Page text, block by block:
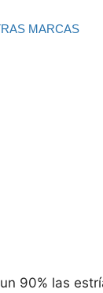
MARCAS
90% las